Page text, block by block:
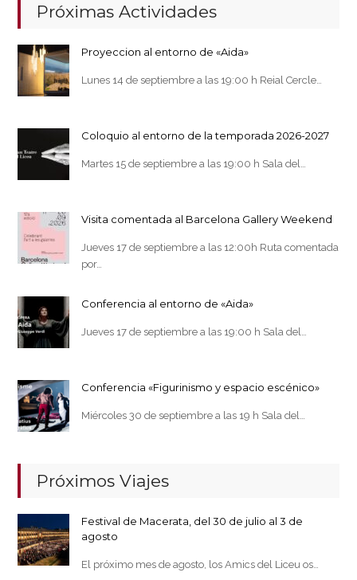
Próximas Actividades
Proyeccion al entorno de «Aida»
Lunes 14 de septiembre a las 19:00 h Reial Cercle…
Coloquio al entorno de la temporada 2026-2027
Martes 15 de septiembre a las 19:00 h Sala del…
Visita comentada al Barcelona Gallery Weekend
Jueves 17 de septiembre a las 12:00h Ruta comentada
por…
Conferencia al entorno de «Aida»
Jueves 17 de septiembre a las 19:00 h Sala del…
Conferencia «Figurinismo y espacio escénico»
Miércoles 30 de septiembre a las 19 h Sala del…
Próximos Viajes
Festival de Macerata, del 30 de julio al 3 de
agosto
El próximo mes de agosto, los Amics del Liceu os…